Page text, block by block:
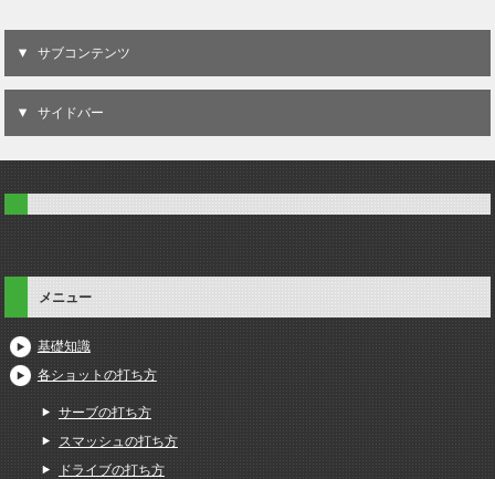
サブコンテンツ
サイドバー
メニュー
基礎知識
各ショットの打ち方
サーブの打ち方
スマッシュの打ち方
ドライブの打ち方